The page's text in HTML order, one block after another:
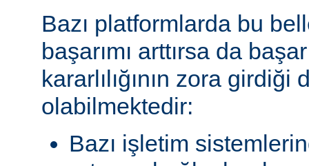
Bazı platformlarda bu
başarımı arttırsa da
kararlılığının zora girdiği
olabilmektedir:
Bazı işletim